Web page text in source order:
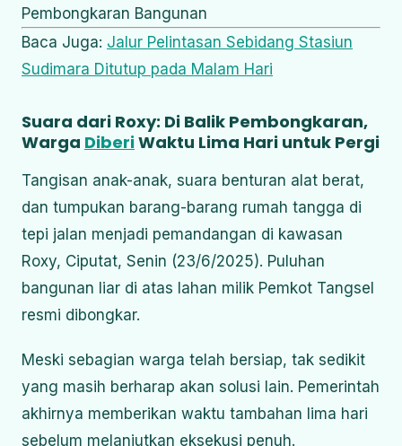
Pembongkaran Bangunan
Baca Juga: Jalur Pelintasan Sebidang Stasiun
Sudimara Ditutup pada Malam Hari
Suara dari Roxy: Di Balik Pembongkaran,
Warga DiberiWaktu Lima Hari untuk Pergi
Tangisan anak-anak, suara benturan alat berat,
dan tumpukan barang-barang rumah tangga di
tepi jalan menjadi pemandangan di kawasan
Roxy, Ciputat, Senin (23/6/2025). Puluhan
bangunan liar di atas lahan milik Pemkot Tangsel
resmi dibongkar.
Meski sebagian warga telah bersiap, tak sedikit
yang masih berharap akan solusi lain. Pemerintah
akhirnya memberikan waktu tambahan lima hari
sebelum melanjutkan eksekusi penuh.